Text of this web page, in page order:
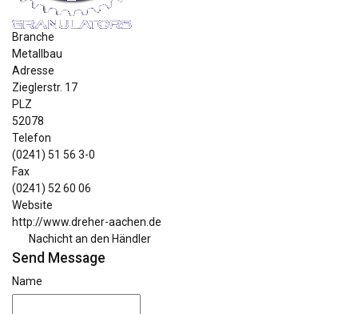
Branche
Metallbau
Adresse
Zieglerstr. 17
PLZ
52078
Telefon
(0241) 51 56 3-0
Fax
(0241) 52 60 06
Website
http://www.dreher-aachen.de
Nachicht an den Händler
Send Message
Name